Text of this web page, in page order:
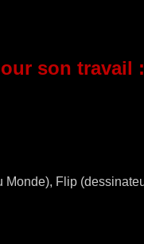
son travail :
Flip